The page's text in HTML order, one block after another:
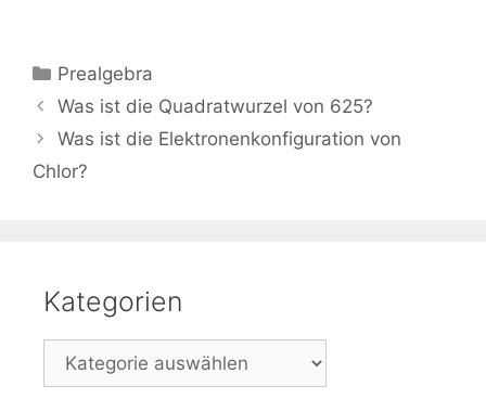
Kategorien
Prealgebra
Beitrags-
Navigation
Was ist die Quadratwurzel von 625?
Was ist die Elektronenkonfiguration von
Chlor?
Kategorien
Kategorien